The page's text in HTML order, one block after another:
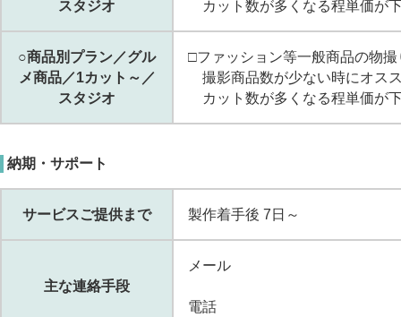
スタジオ
カット数が多くなる程単価が
○商品別プラン／グル
メ商品／1カット～／
スタジオ
□ファッション等一般商品の物
撮影商品数が少ない時にオス
カット数が多くなる程単価が
納期・サポート
サービスご提供まで 製作着手後 7日～
主な連絡手段
メール
電話